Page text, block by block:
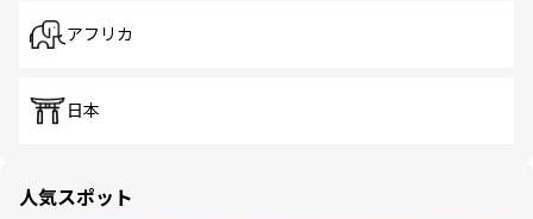
アフリカ
日本
人気スポット